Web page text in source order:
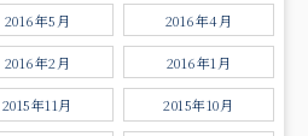
2016年5月 2016年4月
2016年2月 2016年1月
2015年11月 2015年10月